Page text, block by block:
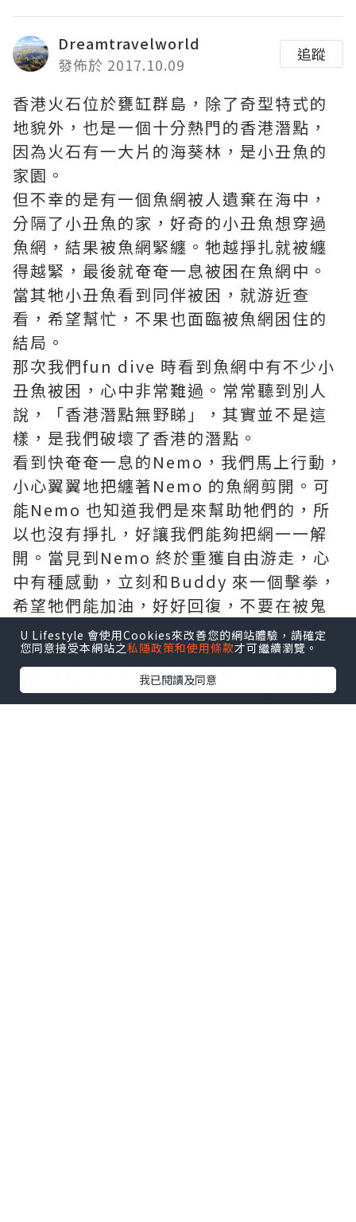
Dreamtravelworld
發佈於 2017.10.09
追蹤
香港火石位於甕缸群島，除了奇型特式的
地貌外，也是一個十分熱門的香港潛點，
因為火石有一大片的海葵林，是小丑魚的
家園。
但不幸的是有一個魚網被人遺棄在海中，
分隔了小丑魚的家，好奇的小丑魚想穿過
魚網，結果被魚網緊纏。牠越掙扎就被纏
得越緊，最後就奄奄一息被困在魚網中。
當其牠小丑魚看到同伴被困，就游近查
看，希望幫忙，不果也面臨被魚網困住的
結局。
那次我們fun dive 時看到魚網中有不少小
丑魚被困，心中非常難過。常常聽到別人
說，「香港潛點無野睇」，其實並不是這
樣，是我們破壞了香港的潛點。
看到快奄奄一息的Nemo，我們馬上行動，
小心翼翼地把纏著Nemo 的魚網剪開。可
能Nemo 也知道我們是來幫助牠們的，所
以也沒有掙扎，好讓我們能夠把網一一解
開。當見到Nemo 終於重獲自由游走，心
中有種感動，立刻和Buddy 來一個擊拳，
希望牠們能加油，好好回復，不要在被鬼
網纏著。不過並不是所有Nemo 都等待到
我們，有一些已經被鬼網奪去生命。
水底是無數生物的家園，希望大家幫幫忙
如果能力可以的話，把這些鬼網清除，幫
U Lifestyle 會使用Cookies來改善您的網站體驗，請確定
您同意接受本網站之私隱政策和使用條款才可繼續瀏覽。
我已閱讀及同意